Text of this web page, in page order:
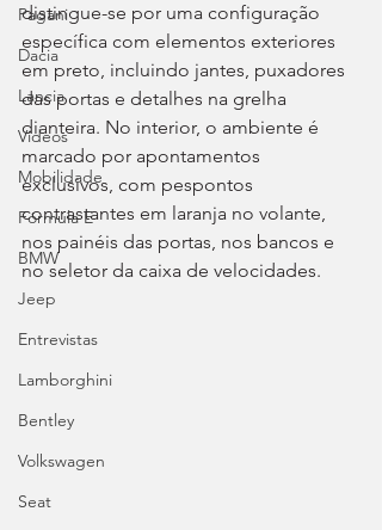
Pagani
Dacia
Lancia
Videos
Mobilidade
Fórmula E
BMW
Jeep
Entrevistas
Lamborghini
Bentley
Volkswagen
Seat
distingue-se por uma configuração
específica com elementos exteriores
em preto, incluindo jantes, puxadores
das portas e detalhes na grelha
dianteira. No interior, o ambiente é
marcado por apontamentos
exclusivos, com pespontos
contrastantes em laranja no volante,
nos painéis das portas, nos bancos e
no seletor da caixa de velocidades.